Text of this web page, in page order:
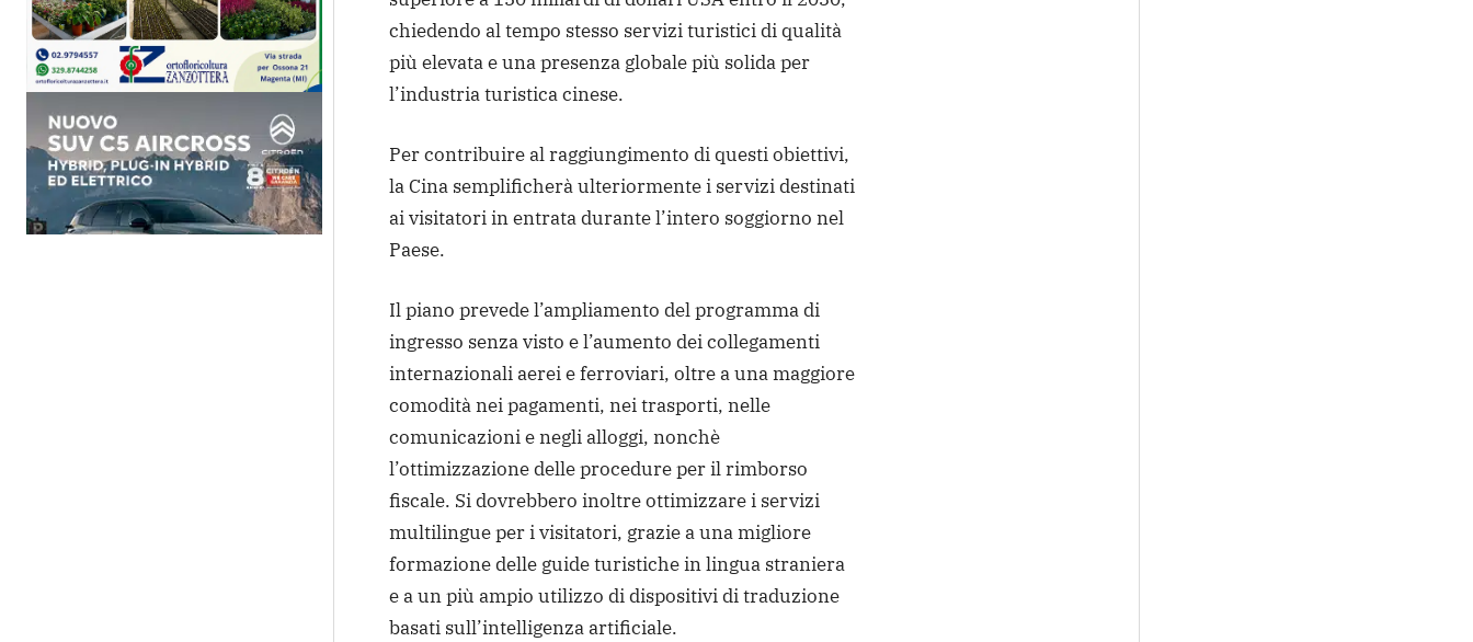
chiedendo al tempo stesso servizi turistici di qualità
più elevata e una presenza globale più solida per
l’industria turistica cinese.
Per contribuire al raggiungimento di questi obiettivi,
la Cina semplificherà ulteriormente i servizi destinati
ai visitatori in entrata durante l’intero soggiorno nel
Paese.
Il piano prevede l’ampliamento del programma di
ingresso senza visto e l’aumento dei collegamenti
internazionali aerei e ferroviari, oltre a una maggiore
comodità nei pagamenti, nei trasporti, nelle
comunicazioni e negli alloggi, nonchè
l’ottimizzazione delle procedure per il rimborso
fiscale. Si dovrebbero inoltre ottimizzare i servizi
multilingue per i visitatori, grazie a una migliore
formazione delle guide turistiche in lingua straniera
e a un più ampio utilizzo di dispositivi di traduzione
basati sull’intelligenza artificiale.